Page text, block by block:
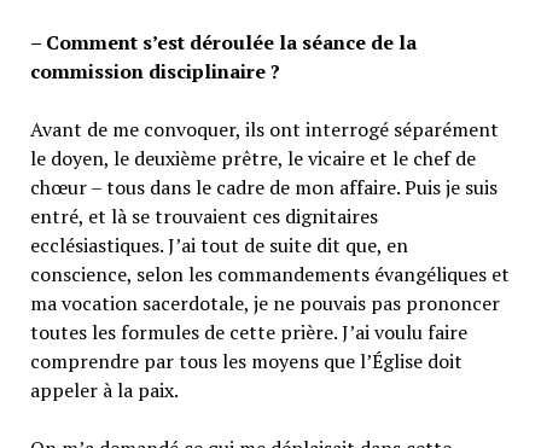
– Comment s’est déroulée la séance de la
commission disciplinaire ?
Avant de me convoquer, ils ont interrogé séparément
le doyen, le deuxième prêtre, le vicaire et le chef de
chœur – tous dans le cadre de mon affaire. Puis je suis
entré, et là se trouvaient ces dignitaires
ecclésiastiques. J’ai tout de suite dit que, en
conscience, selon les commandements évangéliques et
ma vocation sacerdotale, je ne pouvais pas prononcer
toutes les formules de cette prière. J’ai voulu faire
comprendre par tous les moyens que l’Église doit
appeler à la paix.